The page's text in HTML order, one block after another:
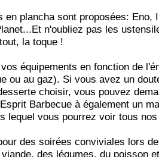
en plancha sont proposées: Eno,
n'oubliez pas les
la toque !
équipements en fonction de
ou au gaz). Si vous avez un
choisir, vous pouvez
Barbecue à également un
lequel vous pourrez voir tous
des soirées conviviales lors
des légumes, du poisson